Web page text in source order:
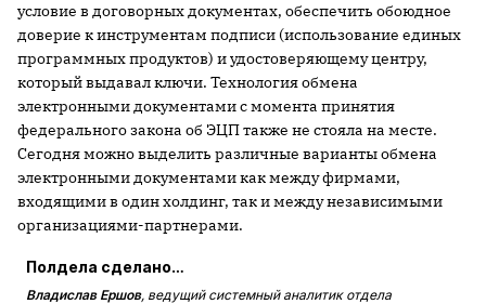
условие в договорных документах, обеспечить обоюдное
доверие к инструментам подписи (использование единых
программных продуктов) и удостоверяющему центру,
который выдавал ключи. Технология обмена
электронными документами с момента принятия
федерального закона об ЭЦП также не стояла на месте.
Сегодня можно выделить различные варианты обмена
электронными документами как между фирмами,
входящими в один холдинг, так и между независимыми
организациями-партнерами.
Полдела сделано…
Владислав Ершов, ведущий системный аналитик отдела